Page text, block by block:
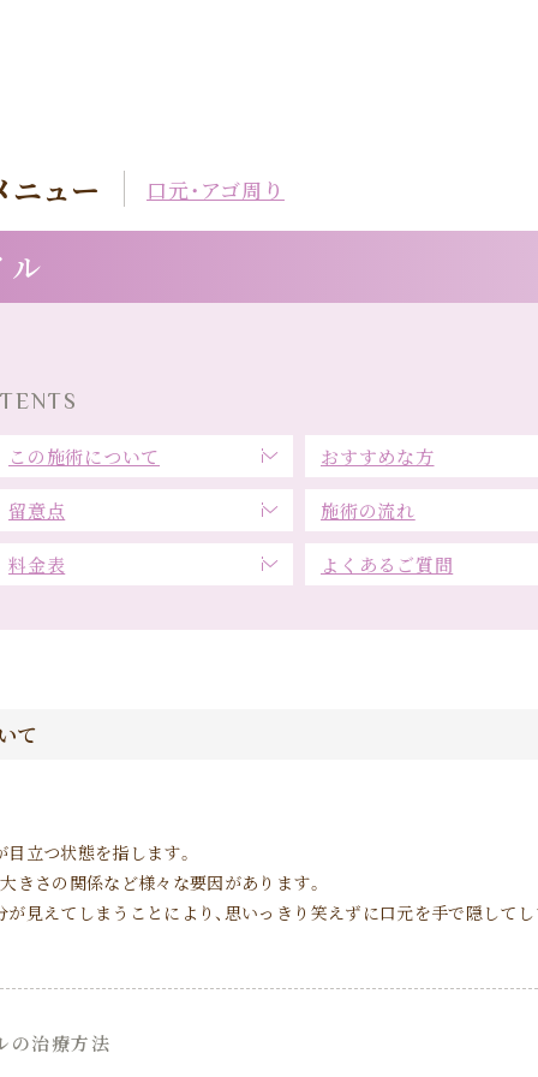
ニュー 口元・アゴ周り
ル
この施術について おすすめな方
留意点 施術の流れ
料金表 よくあるご質問
て
立つ状態を指します。
きさの関係など様々な要因があります。
見えてしまうことにより、思いっきり笑えずに口元を手で隠して
の治療方法